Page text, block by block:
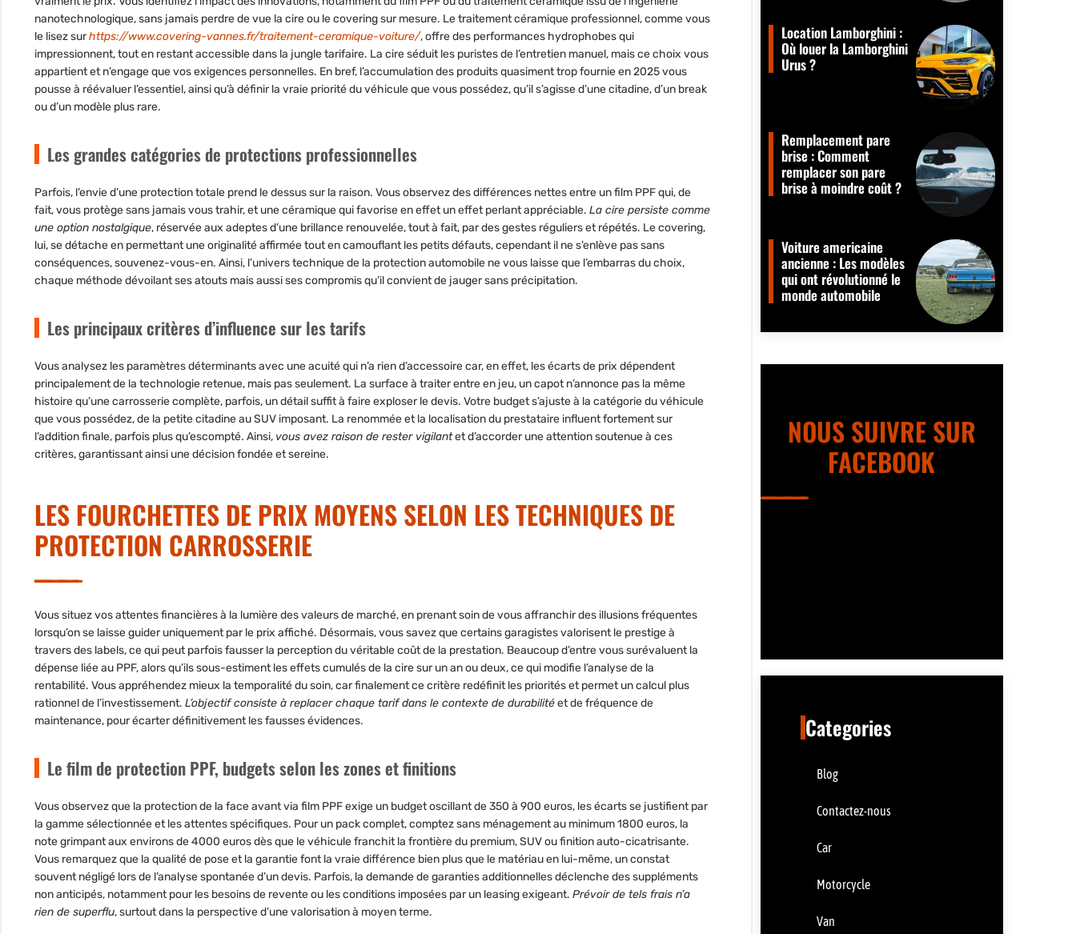
nanotechnologique, sans jamais perdre de vue la cire ou le covering sur mesure. Le traitement céramique professionnel, comme vous
le lisez surhttps://www.covering-vannes.fr/traitement-ceramique-voiture/, offre des performances hydrophobes qui
impressionnent, tout en restant accessible dans la jungle tarifaire. La cire séduit les puristes de l’entretien manuel, mais ce choix vous
appartient et n’engage que vos exigences personnelles. En bref, l’accumulation des produits quasiment trop fournie en 2025 vous
pousse à réévaluer l’essentiel, ainsi qu’à définir la vraie priorité du véhicule que vous possédez, qu’il s’agisse d’une citadine, d’un break
ou d’un modèle plus rare.
Les grandes catégories de protections professionnelles
Parfois, l’envie d’une protection totale prend le dessus sur la raison. Vous observez des différences nettes entre un film PPF qui, de
fait, vous protège sans jamais vous trahir, et une céramique qui favorise en effet un effet perlant appréciable. La cire persiste comme
une option nostalgique, réservée aux adeptes d’une brillance renouvelée, tout à fait, par des gestes réguliers et répétés. Le covering,
lui, se détache en permettant une originalité affirmée tout en camouflant les petits défauts, cependant il ne s’enlève pas sans
conséquences, souvenez-vous-en. Ainsi, l’univers technique de la protection automobile ne vous laisse que l’embarras du choix,
chaque méthode dévoilant ses atouts mais aussi ses compromis qu’il convient de jauger sans précipitation.
Les principaux critères d’influence sur les tarifs
Vous analysez les paramètres déterminantsavec une acuité qui n’a rien d’accessoire car, en effet, les écarts de prix dépendent
principalement de la technologie retenue, mais pas seulement. La surface à traiter entre en jeu, un capot n’annonce pas la même
histoire qu’une carrosserie complète, parfois, un détail suffit à faire exploser le devis. Votre budget s’ajuste à la catégorie du véhicule
que vous possédez, de la petite citadine au SUV imposant. La renommée et la localisation du prestataire influent fortement sur
l’addition finale, parfois plus qu’escompté. Ainsi, vous avez raison de rester vigilantet d’accorder une attention soutenue à ces
critères, garantissant ainsi une décision fondée et sereine.
LES FOURCHETTES DE PRIX MOYENS SELON LES TECHNIQUES DE
PROTECTION CARROSSERIE
Vous situez vos attentes financières à la lumière des valeurs de marché, en prenant soin de vous affranchir des illusions fréquentes
lorsqu’on se laisse guider uniquement par le prix affiché. Désormais, vous savez que certains garagistes valorisent le prestige à
travers des labels, ce qui peut parfois fausser la perception du véritable coût de la prestation. Beaucoup d’entre vous surévaluent la
dépense liée au PPF, alors qu’ils sous-estiment les effets cumulés de la cire sur un an ou deux, ce qui modifie l’analyse de la
rentabilité. Vous appréhendez mieux la temporalité du soin, car finalement ce critère redéfinit les priorités et permet un calcul plus
rationnel de l’investissement. L’objectif consiste à replacer chaque tarif dans le contexte de durabilitéet de fréquence de
maintenance, pour écarter définitivement les fausses évidences.
Le film de protection PPF, budgets selon les zones et finitions
Vous observez que la protection de la face avant via film PPF exige un budget oscillant de 350 à 900 euros, les écarts se justifient par
la gamme sélectionnée et les attentes spécifiques. Pour un pack complet, comptez sans ménagement au minimum 1800 euros, la
note grimpant aux environs de 4000 euros dès que le véhicule franchit la frontière du premium, SUV ou finition auto-cicatrisante.
Vous remarquez que la qualité de pose et la garantie font la vraie différence bien plus que le matériau en lui-même, un constat
souvent négligé lors de l’analyse spontanée d’un devis. Parfois, la demande de garanties additionnelles déclenche des suppléments
non anticipés, notamment pour les besoins de revente ou les conditions imposées par un leasing exigeant. Prévoir de tels frais n’a
rien de superflu, surtout dans la perspective d’une valorisation à moyen terme.
Location Lamborghini :
Où louer la Lamborghini
Urus ?
Remplacement pare
brise : Comment
remplacer son pare
brise à moindre coût ?
Voiture americaine
ancienne : Les modèles
qui ont révolutionné le
monde automobile
NOUS SUIVRE SUR
FACEBOOK
Categories
Blog
Contactez-nous
Car
Motorcycle
Van